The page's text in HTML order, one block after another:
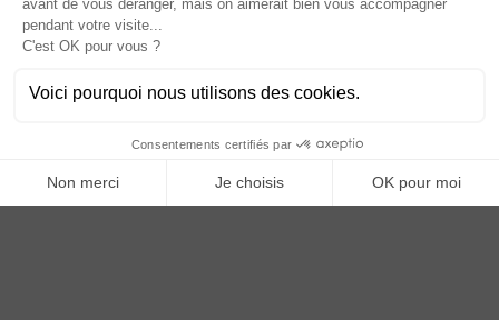
Anoq bénéficie du soutien financier de la région Hauts de